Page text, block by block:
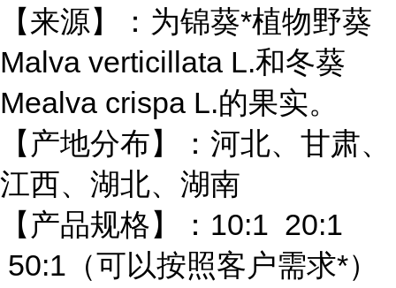
【来源】：为锦葵*植物野葵
Malva verticillata L.和冬葵
Mealva crispa L.的果实。
【产地分布】：河北、甘肃、
江西、湖北、湖南
【产品规格】：10:1 20:1
50:1（可以按照客户需求*）